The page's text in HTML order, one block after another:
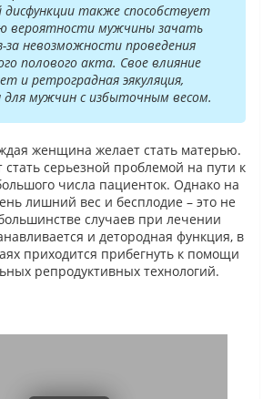
дисфункции также способствует
вероятности мужчины зачать
за невозможности проведения
полового акта. Свое влияние
и ретроградная эякуляция,
для мужчин с избыточным весом.
женщина желает стать матерью.
серьезной проблемой на пути к
числа пациенток. Однако на
лишний вес и бесплодие – это не
случаев при лечении
и детородная функция, в
приходится прибегнуть к помощи
репродуктивных технологий.